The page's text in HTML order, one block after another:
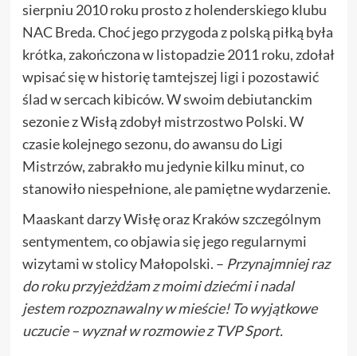
sierpniu 2010 roku prosto z holenderskiego klubu
NAC Breda. Choć jego przygoda z polską piłką była
krótka, zakończona w listopadzie 2011 roku, zdołał
wpisać się w historię tamtejszej ligi i pozostawić
ślad w sercach kibiców. W swoim debiutanckim
sezonie z Wisłą zdobył mistrzostwo Polski. W
czasie kolejnego sezonu, do awansu do Ligi
Mistrzów, zabrakło mu jedynie kilku minut, co
stanowiło niespełnione, ale pamiętne wydarzenie.
Maaskant darzy Wisłę oraz Kraków szczególnym
sentymentem, co objawia się jego regularnymi
wizytami w stolicy Małopolski. – Przynajmniej raz
do roku przyjeżdżam z moimi dziećmi i nadal
jestem rozpoznawalny w mieście! To wyjątkowe
uczucie – wyznał w rozmowie z TVP Sport.